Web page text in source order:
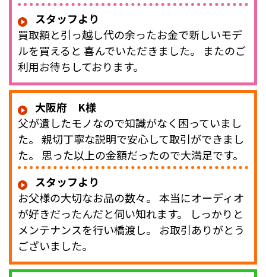
スタッフより
買取額と引っ越し代の余ったお金で新しいモデ
ルを買えると 喜んでいただきました。 またのご
利用お待ちしております。
大阪府 K様
父が遺したモノなので知識がなく困っていまし
た。 親切丁寧な説明で安心して取引ができまし
た。 思った以上の金額だったので大満足です。
スタッフより
お父様の大切なお品の数々。 本当にオーディオ
が好きだったんだと伺い知れます。 しっかりと
メンテナンスを行い橋渡し。 お取引ありがとう
ございました。